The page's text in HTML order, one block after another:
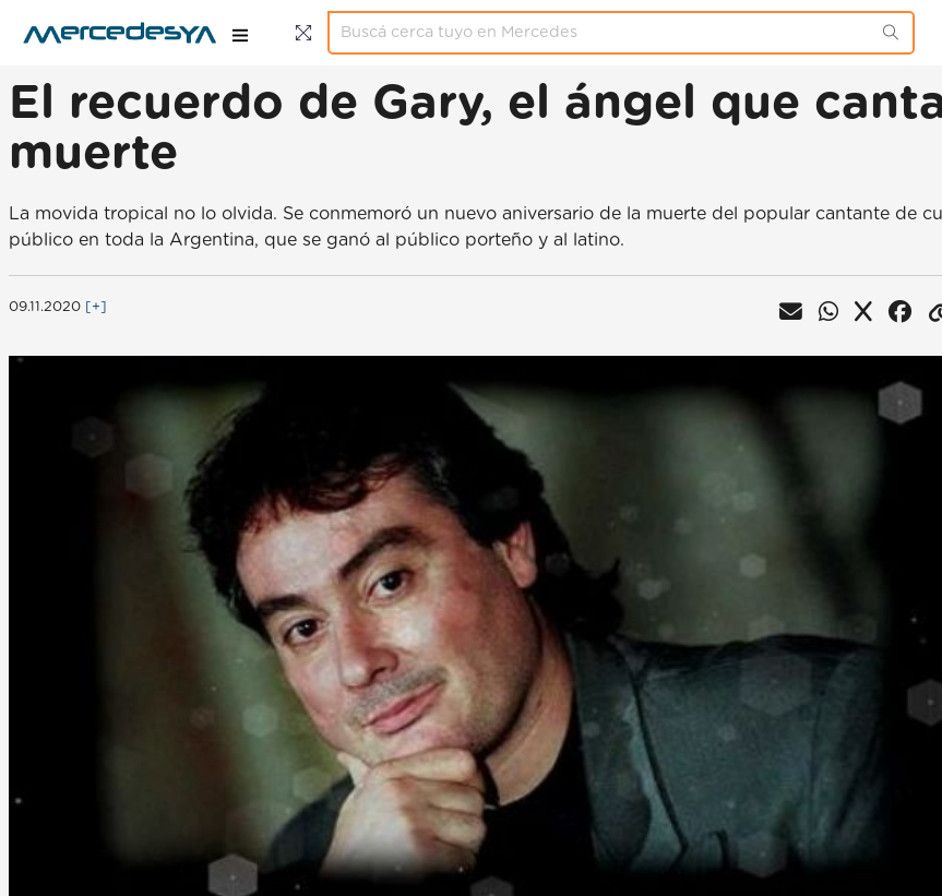
El recuerdo de Gary, el ángel que
muerte
La movida tropical no lo olvida. Se conmemoró un nuevo aniversario de la muerte del popular cantante de
público en toda la Argentina, que se ganó al público porteño y al latino.
09.11.2020 [+]